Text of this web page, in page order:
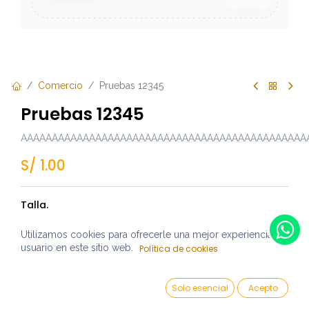
Comercio Pruebas 12345
Pruebas 12345
S/ 1.00
Talla.
Utilizamos cookies para ofrecerle una mejor experiencia de
usuario en este sitio web.
Política de cookies
Solo esencial Acepto